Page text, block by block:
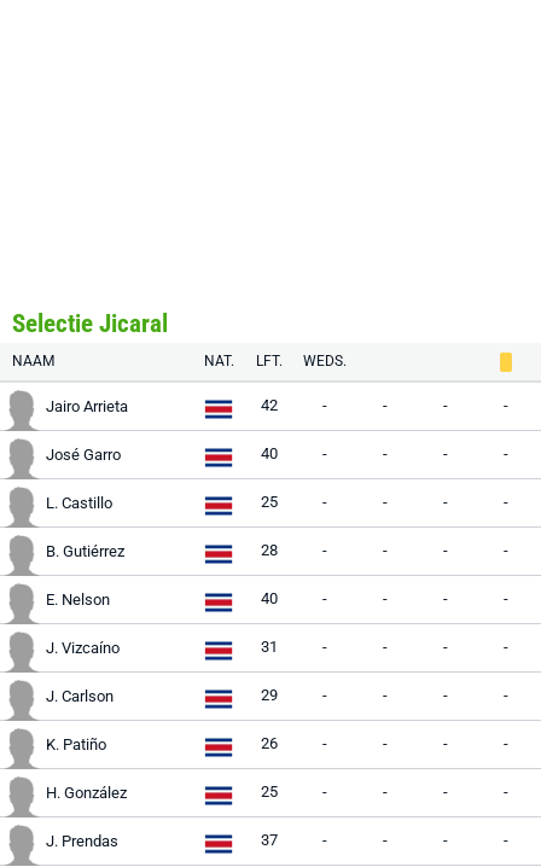
Selectie Jicaral
NAAM NAT. LFT. WEDS.
Jairo Arrieta 42 - - - -
José Garro 40 - - - -
L. Castillo 25 - - - -
B. Gutiérrez 28 - - - -
E. Nelson 40 - - - -
J. Vizcaíno 31 - - - -
J. Carlson 29 - - - -
K. Patiño 26 - - - -
H. González 25 - - - -
J. Prendas 37 - - - -